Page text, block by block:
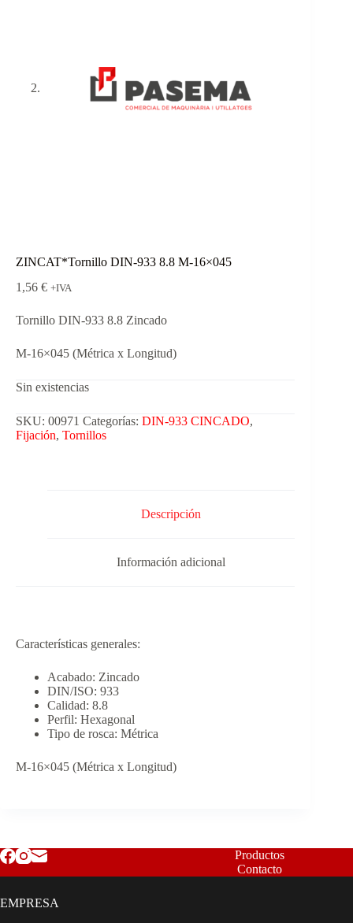
ZINCAT*Tornillo DIN-933 8.8 M-16×045
1,56 € +IVA
Tornillo DIN-933 8.8 Zincado
M-16×045 (Métrica x Longitud)
Sin existencias
SKU: 00971 Categorías: DIN-933 CINCADO,
Fijación, Tornillos
Descripción
Información adicional
Características generales:
Acabado: Zincado
DIN/ISO: 933
Calidad: 8.8
Perfil: Hexagonal
Tipo de rosca: Métrica
M-16×045 (Métrica x Longitud)
Productos
Contacto
EMPRESA